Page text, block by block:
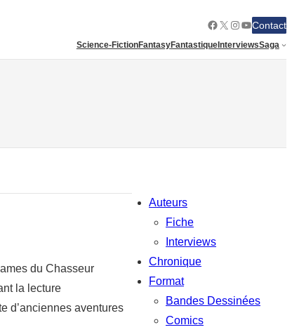
Facebook
X Instagram
YouTube
Contact
Science-FictionFantasyFantastiqueInterviewsSaga
du Chasseur
la lecture
d’anciennes aventures
Auteurs
Fiche
Interviews
Chronique
Format
Bandes Dessinées
Comics